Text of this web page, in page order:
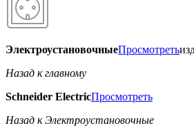
ЭлектроустановочныеПросмотреть
Назад к главному
Schneider ElectricПросмотреть
Назад к Электроустановочные